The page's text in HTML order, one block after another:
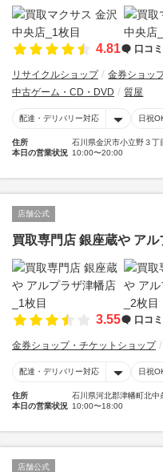
4.81 口コミ
リサイクルショップ 金券ショッ
中古ゲーム・CD・DVD
質屋
配達・デリバリー対応 日祝
住所
石川県金沢市小立野３丁
本日の営業状況 10:00〜20:00
店舗公式
買取専門店 銀座蔵や ア
3.55 口コミ
金券ショップ・チケットショップ
配達・デリバリー対応 日祝
住所
石川県河北郡津幡町北中
本日の営業状況 10:00〜18:00
店舗公式